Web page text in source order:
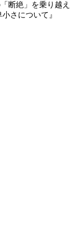
断絶」を乗り越え
さについて』